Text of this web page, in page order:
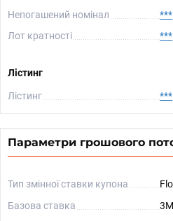
Непогашений номінал
***
Лот кратності
***
Лістинг
Лістинг ***
Параметри грошового
Тип змінної ставки купона
Базова ставка